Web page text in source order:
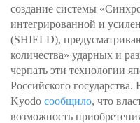
создание системы
интегрированной и
(SHIELD),
количества» ударных и
черпать эти технологии
Российского государства.
Kyodo сообщило, что
возможность